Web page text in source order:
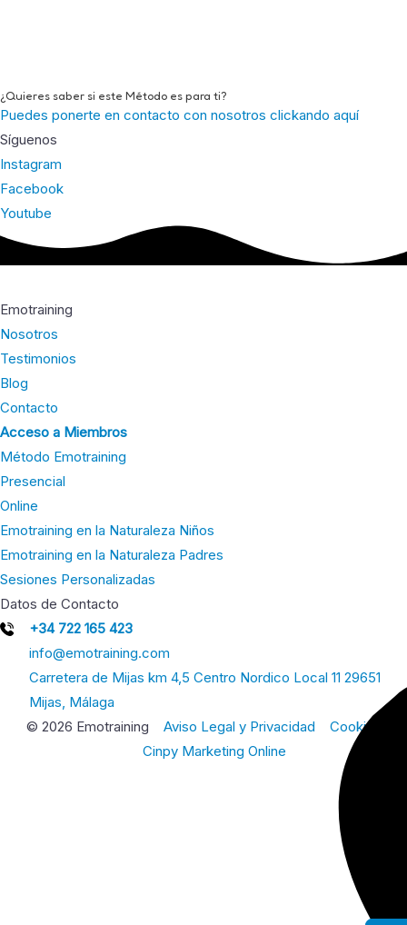
¿Quieres saber si este Método es para ti?
Puedes ponerte en contacto con nosotros clickando aquí
Síguenos
Instagram
Facebook
Youtube
Emotraining
Nosotros
Testimonios
Blog
Contacto
Acceso a Miembros
Método Emotraining
Presencial
Online
Emotraining en la Naturaleza Niños
Emotraining en la Naturaleza Padres
Sesiones Personalizadas
Datos de Contacto
+34 722 165 423
info@emotraining.com
Carretera de Mijas km 4,5 Centro Nordico Local 11 29651
Mijas, Málaga
© 2026 Emotraining
Aviso Legal y Privacidad
Cookies
Cinpy Marketing Online